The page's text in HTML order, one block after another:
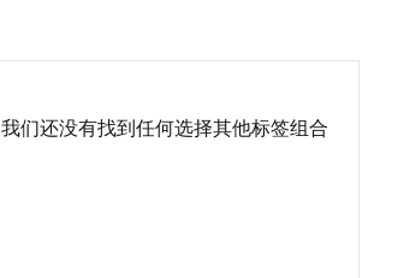
我们还没有找到任何选择其他标签组合